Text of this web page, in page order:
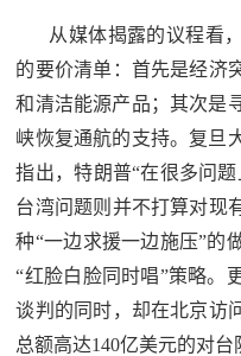
从媒体揭露的议程看
的要价清单：首先是经
和清洁能源产品；其次是
峡恢复通航的支持。复旦
指出，特朗普“在很多问
台湾问题则并不打算对
种“一边求援一边施压”的
“红脸白脸同时唱”策略。
谈判的同时，却在北京
总额高达140亿美元的对台